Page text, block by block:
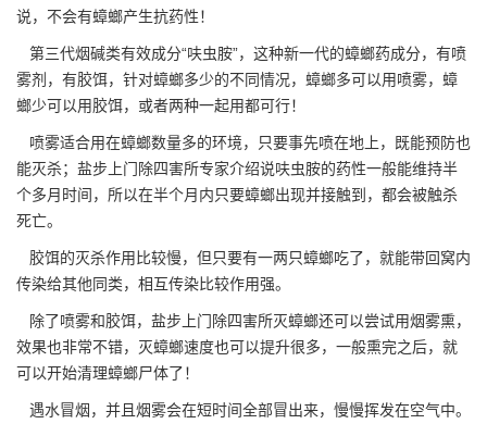
说，不会有蟑螂产生抗药性！
第三代烟碱类有效成分“呋虫胺”，这种新一代的蟑螂药成分，有喷
雾剂，有胶饵，针对蟑螂多少的不同情况，蟑螂多可以用喷雾，蟑
螂少可以用胶饵，或者两种一起用都可行！
喷雾适合用在蟑螂数量多的环境，只要事先喷在地上，既能预防也
能灭杀；盐步上门除四害所专家介绍说呋虫胺的药性一般能维持半
个多月时间，所以在半个月内只要蟑螂出现并接触到，都会被触杀
死亡。
胶饵的灭杀作用 比较慢，但只要有一两只蟑螂吃了，就能带回窝内
传染给其他同类，相互传染比较作用强。
除了喷雾和胶饵，盐步上门除四害所灭蟑螂还可以尝试用烟雾熏，
效果也非常不错， 灭蟑螂速度也可以提升很多，一般熏完之后，就
可以开始清理蟑螂尸体了！
遇水冒烟，并且烟雾会在短时间全部冒出来，慢慢挥发在空气中。